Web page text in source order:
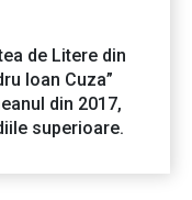
de Litere din
Ioan Cuza”
din 2017,
superioare.